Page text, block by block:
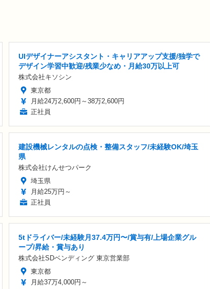
UIデザイナーアシスタント・キャリアアップ支援/独学で
デザイン学習中歓迎/残業少なめ・月給30万以上可
株式会社キソシン
東京都
月給24万2,600円～38万2,600円
正社員
建設機械レンタルの点検・整備スタッフ/未経験OK/埼玉
県
株式会社けんせつパーク
埼玉県
月給25万円～
正社員
5tドライバー/未経験月37.4万円〜/賞与有/上場企業グル
ープ/昇給・賞与あり
株式会社SDベンディング 東京営業部
東京都
月給37万4,000円～